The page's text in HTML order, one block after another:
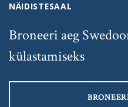
NÄIDISTESAAL
Broneeri aeg
külastamiseks